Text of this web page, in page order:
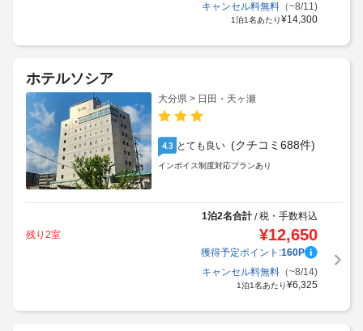
キャンセル料無料（~8/11)
1泊1名あたり¥14,300
ホテルソシア
大分県 > 日田・天ヶ瀬
4.3 とても良い (クチコミ688件)
インボイス制度対応プランあり
1泊2名合計/税・手数料込
残り2室
¥12,650
獲得予定ポイント:160P
キャンセル料無料（~8/14)
1泊1名あたり¥6,325